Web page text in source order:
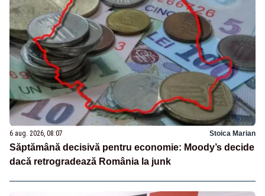
6 aug. 2026, 08:07 Stoica Marian
Săptămână decisivă pentru economie: Moody’s decide
dacă retrogradează România la junk